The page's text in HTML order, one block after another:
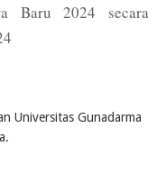
Baru 2024 secara
Universitas Gunadarma